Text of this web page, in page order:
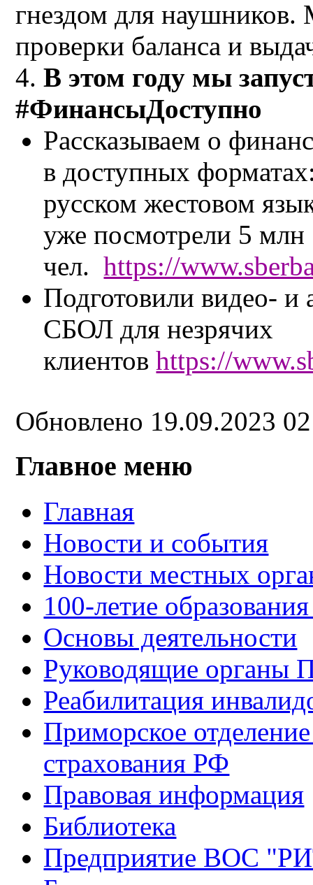
гнездом для
проверки баланса и
4.В этом году мы
#ФинансыДоступно
Рассказываем о
в доступных
русском жестовом
уже посмотрели 5 млн
чел.https://
Подготовили видео-
СБОЛ для незрячих
клиентовhttps://
Обновлено 19.09.2023
Главное меню
Главная
Новости и события
Новости местных
100-летие
Основы деятельности
Руководящие органы
Реабилитация
Приморское
страхования РФ
Правовая информация
Библиотека
Предприятие ВОС